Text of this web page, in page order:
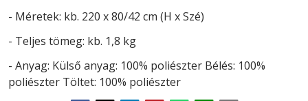
- Méretek: kb. 220 x 80/42 cm (H x Szé)
- Teljes tömeg: kb. 1,8 kg
- Anyag: Külső anyag: 100% poliészter Bélés: 100%
poliészter Töltet: 100% poliészter